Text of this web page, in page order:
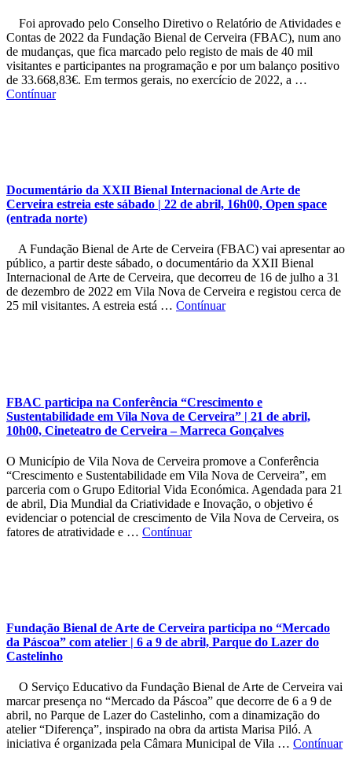
Foi aprovado pelo Conselho Diretivo o Relatório de Atividades e
Contas de 2022 da Fundação Bienal de Cerveira (FBAC), num ano
de mudanças, que fica marcado pelo registo de mais de 40 mil
visitantes e participantes na programação e por um balanço positivo
de 33.668,83€. Em termos gerais, no exercício de 2022, a …
Contínuar
Documentário da XXII Bienal Internacional de Arte de
Cerveira estreia este sábado | 22 de abril, 16h00, Open space
(entrada norte)
A Fundação Bienal de Arte de Cerveira (FBAC) vai apresentar ao
público, a partir deste sábado, o documentário da XXII Bienal
Internacional de Arte de Cerveira, que decorreu de 16 de julho a 31
de dezembro de 2022 em Vila Nova de Cerveira e registou cerca de
25 mil visitantes. A estreia está … Contínuar
FBAC participa na Conferência “Crescimento e
Sustentabilidade em Vila Nova de Cerveira” | 21 de abril,
10h00, Cineteatro de Cerveira – Marreca Gonçalves
O Município de Vila Nova de Cerveira promove a Conferência
“Crescimento e Sustentabilidade em Vila Nova de Cerveira”, em
parceria com o Grupo Editorial Vida Económica. Agendada para 21
de abril, Dia Mundial da Criatividade e Inovação, o objetivo é
evidenciar o potencial de crescimento de Vila Nova de Cerveira, os
fatores de atratividade e … Contínuar
Fundação Bienal de Arte de Cerveira participa no “Mercado
da Páscoa” com atelier | 6 a 9 de abril, Parque do Lazer do
Castelinho
O Serviço Educativo da Fundação Bienal de Arte de Cerveira vai
marcar presença no “Mercado da Páscoa” que decorre de 6 a 9 de
abril, no Parque de Lazer do Castelinho, com a dinamização do
atelier “Diferença”, inspirado na obra da artista Marisa Piló. A
iniciativa é organizada pela Câmara Municipal de Vila … Contínuar